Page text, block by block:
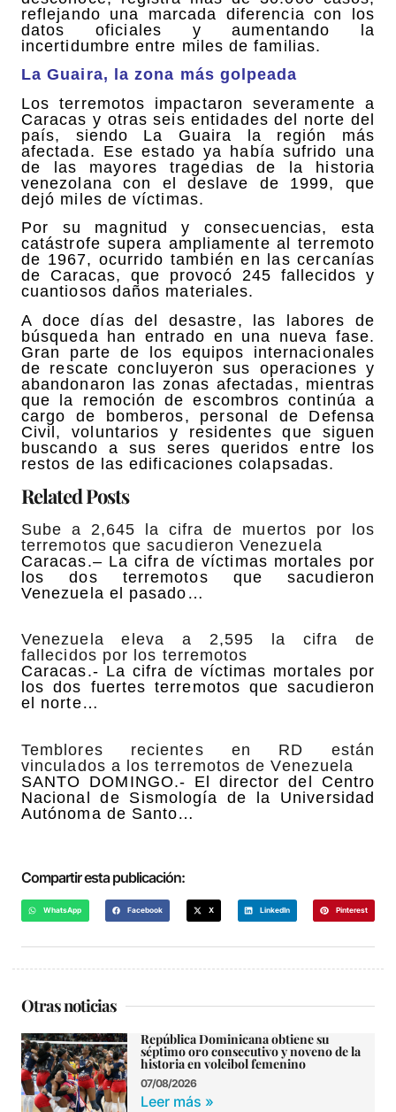
reflejando una marcada diferencia con los
datos oficiales y aumentando la
incertidumbre entre miles de familias.
La Guaira, la zona más golpeada
Los terremotos impactaron severamente a
Caracas y otras seis entidades del norte del
país, siendo La Guaira la región más
afectada. Ese estado ya había sufrido una
de las mayores tragedias de la historia
venezolana con el deslave de 1999, que
dejó miles de víctimas.
Por su magnitud y consecuencias, esta
catástrofe supera ampliamente al terremoto
de 1967, ocurrido también en las cercanías
de Caracas, que provocó 245 fallecidos y
cuantiosos daños materiales.
A doce días del desastre, las labores de
búsqueda han entrado en una nueva fase.
Gran parte de los equipos internacionales
de rescate concluyeron sus operaciones y
abandonaron las zonas afectadas, mientras
que la remoción de escombros continúa a
cargo de bomberos, personal de Defensa
Civil, voluntarios y residentes que siguen
buscando a sus seres queridos entre los
restos de las edificaciones colapsadas.
Related Posts
Sube a 2,645 la cifra de muertos por los
terremotos que sacudieron Venezuela
Caracas.– La cifra de víctimas mortales por
los dos terremotos que sacudieron
Venezuela el pasado…
Venezuela eleva a 2,595 la cifra de
fallecidos por los terremotos
Caracas.- La cifra de víctimas mortales por
los dos fuertes terremotos que sacudieron
el norte…
Temblores recientes en RD están
vinculados a los terremotos de Venezuela
SANTO DOMINGO.- El director del Centro
Nacional de Sismología de la Universidad
Autónoma de Santo…
Compartir esta publicación:
WhatsApp Facebook X LinkedIn Pinterest
Otras noticias
República Dominicana obtiene su
séptimo oro consecutivo y noveno de la
historia en voleibol femenino
07/08/2026
Leer más »